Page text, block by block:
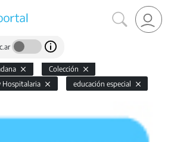
Colección
Hospitalaria
educación especial